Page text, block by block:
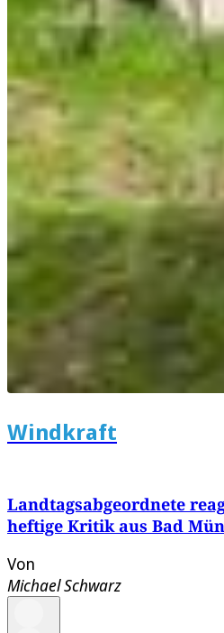
Windkraft
Landtagsabgeordnete
heftige Kritik aus Bad
Von
Michael Schwarz